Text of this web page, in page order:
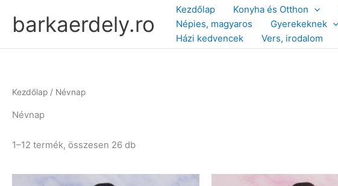
content
barkaerdely.ro
Kezdőlap Konyha és Otthon
Népies, magyaros
Gyerekeknek
Házi kedvencek
Vers, irodalom
Kezdőlap / Névnap
Névnap
1–12 termék, összesen 26 dbSorted